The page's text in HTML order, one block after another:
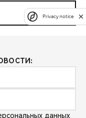
данных
Privacy notice